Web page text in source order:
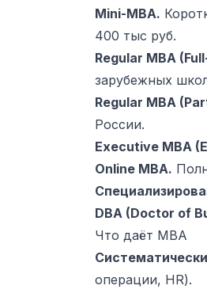
Mini-MBA.
400 тыс руб.
Regular MBA
зарубежных
Regular MBA
России.
Executive MBA
Online MBA.
DBA (Doctor of
Что даёт MBA
операции, HR).